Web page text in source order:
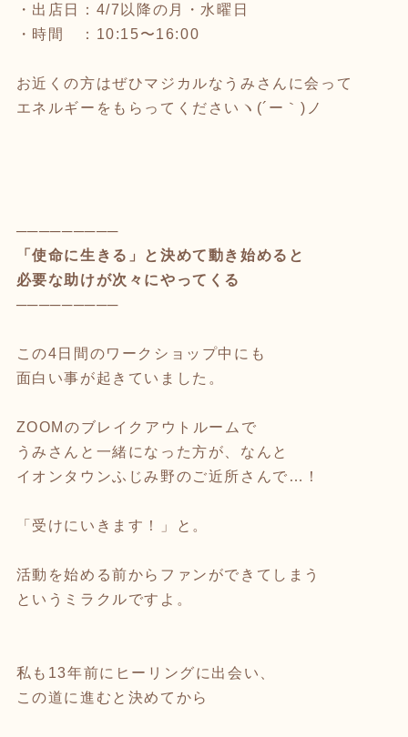
・出店日：4/7以降の月・水曜日
・時間 ：10:15〜16:00
お近くの方はぜひマジカルなうみさんに会って
エネルギーをもらってくださいヽ(´ー｀)ノ
─────────
「使命に生きる」と決めて動き始めると
必要な助けが次々にやってくる
─────────
この4日間のワークショップ中にも
面白い事が起きていました。
ZOOMのブレイクアウトルームで
うみさんと一緒になった方が、なんと
イオンタウンふじみ野のご近所さんで…！
「受けにいきます！」と。
活動を始める前からファンができてしまう
というミラクルですよ。
私も13年前にヒーリングに出会い、
この道に進むと決めてから